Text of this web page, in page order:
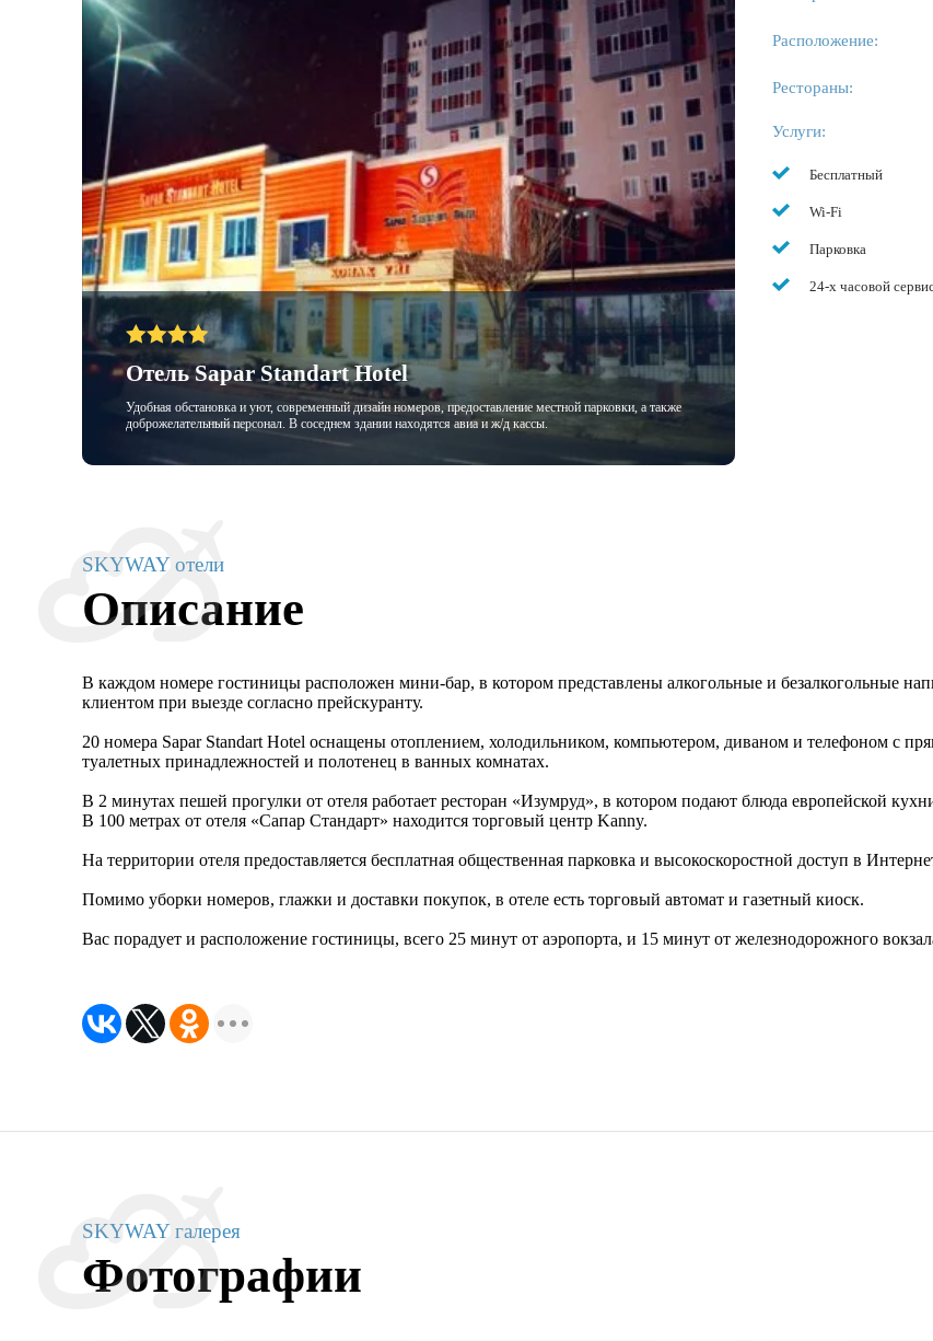
Отель Sapar Standart Hotel
Удобная обстановка и уют, современный дизайн номеров, предоставление местной парковки, а также
доброжелательный персонал. В соседнем здании находятся авиа и ж/д кассы.
Расположение:
Рестораны:
Услуги:
Бесплатный
Wi-Fi
Парковка
24-х часовой
SKYWAY отели
Описание
В каждом номере гостиницы расположен мини-бар, в котором представлены алкогольные и безалкогольные
клиентом при выезде согласно прейскуранту.
20 номера Sapar Standart Hotel оснащены отоплением, холодильником, компьютером, диваном и телефоном с
туалетных принадлежностей и полотенец в ванных комнатах.
В 2 минутах пешей прогулки от отеля работает ресторан «Изумруд», в котором подают блюда европейской
В 100 метрах от отеля «Сапар Стандарт» находится торговый центр Kanny.
На территории отеля предоставляется бесплатная общественная парковка и высокоскоростной доступ в
Помимо уборки номеров, глажки и доставки покупок, в отеле есть торговый автомат и газетный киоск.
Вас порадует и расположение гостиницы, всего 25 минут от аэропорта, и 15 минут от железнодорожного
SKYWAY галерея
Фотографии